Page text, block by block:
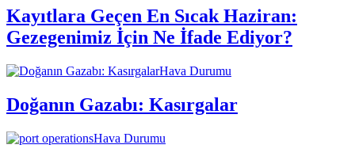
Kayıtlara Geçen En Sıcak Haziran:
Gezegenimiz İçin Ne İfade Ediyor?
Hava Durumu
Doğanın Gazabı: Kasırgalar
Hava Durumu